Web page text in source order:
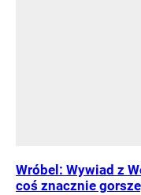
Wróbel: Wywiad z
coś znacznie